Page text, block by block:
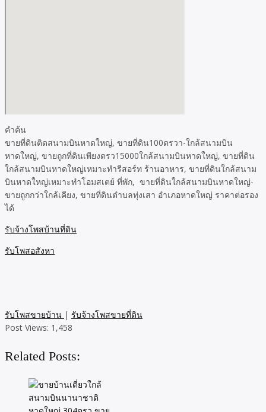
คำค้น
ขายที่ดินติดสนามบินหาดใหญ่, ขายที่ดิน100ตรวา-ใกล้สนามบิน
หาดใหญ่, ขายถูกที่ดินเพียงตรว15000ใกล้สนามบินหาดใหญ่, ขายที่ดิน
ใกล้สนามบินหาดใหญ่เหมาะทำรีสอร์ท ร้านอาหาร, ขายที่ดินใกล้สนาม
บินหาดใหญ่เหมาะทำโอมสเตย์ ที่พัก, ขายที่ดินใกล้สนามบินหาดใหญ่-
ขายถูกกว่าใกล้เคียง, ขายที่ดินตำบลทุ่งเสา อำเภอหาดใหญ่ ราคาต่อรอง
ได้
รับจ้างโพสบ้านที่ดิน
รับโพสอสังหา
รับโพสขายบ้าน | รับจ้างโพสขายที่ดิน
Post Views: 1,458
Related Posts: